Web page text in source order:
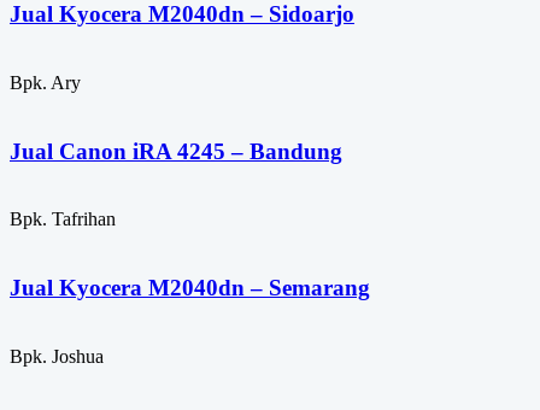
Jual Kyocera M2040dn – Sidoarjo
Bpk. Ary
Jual Canon iRA 4245 – Bandung
Bpk. Tafrihan
Jual Kyocera M2040dn – Semarang
Bpk. Joshua